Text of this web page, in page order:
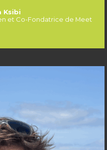
Ksibi
et Co-Fondatrice de Meet